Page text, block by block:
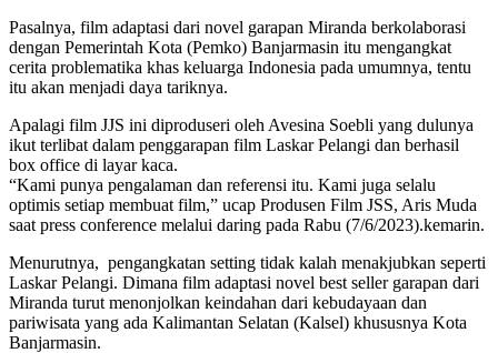
Pasalnya, film adaptasi dari novel garapan Miranda berkolaborasi
dengan Pemerintah Kota (Pemko) Banjarmasin itu mengangkat
cerita problematika khas keluarga Indonesia pada umumnya, tentu
itu akan menjadi daya tariknya.
Apalagi film JJS ini diproduseri oleh Avesina Soebli yang dulunya
ikut terlibat dalam penggarapan film Laskar Pelangi dan berhasil
box office di layar kaca.
“Kami punya pengalaman dan referensi itu. Kami juga selalu
optimis setiap membuat film,” ucap Produsen Film JSS, Aris Muda
saat press conference melalui daring pada Rabu (7/6/2023).kemarin.
Menurutnya, pengangkatan setting tidak kalah menakjubkan seperti
Laskar Pelangi. Dimana film adaptasi novel best seller garapan dari
Miranda turut menonjolkan keindahan dari kebudayaan dan
pariwisata yang ada Kalimantan Selatan (Kalsel) khususnya Kota
Banjarmasin.